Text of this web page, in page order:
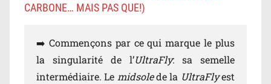
CARBONE… MAIS PAS QUE!)
➡️ Commençons par ce qui marque le plus
la singularité de l’UltraFly: sa semelle
intermédiaire. Le midsolede la UltraFlyest